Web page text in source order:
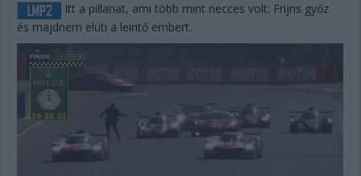
Itt a pillanat, ami több mint necces volt: Frijns győz
és majdnem elüti a leintő embert.